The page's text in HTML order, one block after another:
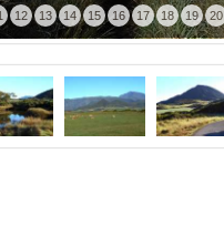
12 13 14 15 16 17 18 19 20